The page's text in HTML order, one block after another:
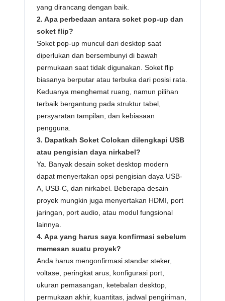
yang dirancang dengan baik.
2. Apa perbedaan antara soket pop-up dan
soket flip?
Soket pop-up muncul dari desktop saat
diperlukan dan bersembunyi di bawah
permukaan saat tidak digunakan. Soket flip
biasanya berputar atau terbuka dari posisi rata.
Keduanya menghemat ruang, namun pilihan
terbaik bergantung pada struktur tabel,
persyaratan tampilan, dan kebiasaan
pengguna.
3. Dapatkah Soket Colokan dilengkapi USB
atau pengisian daya nirkabel?
Ya. Banyak desain soket desktop modern
dapat menyertakan opsi pengisian daya USB-
A, USB-C, dan nirkabel. Beberapa desain
proyek mungkin juga menyertakan HDMI, port
jaringan, port audio, atau modul fungsional
lainnya.
4. Apa yang harus saya konfirmasi sebelum
memesan suatu proyek?
Anda harus mengonfirmasi standar steker,
voltase, peringkat arus, konfigurasi port,
ukuran pemasangan, ketebalan desktop,
permukaan akhir, kuantitas, jadwal pengiriman,